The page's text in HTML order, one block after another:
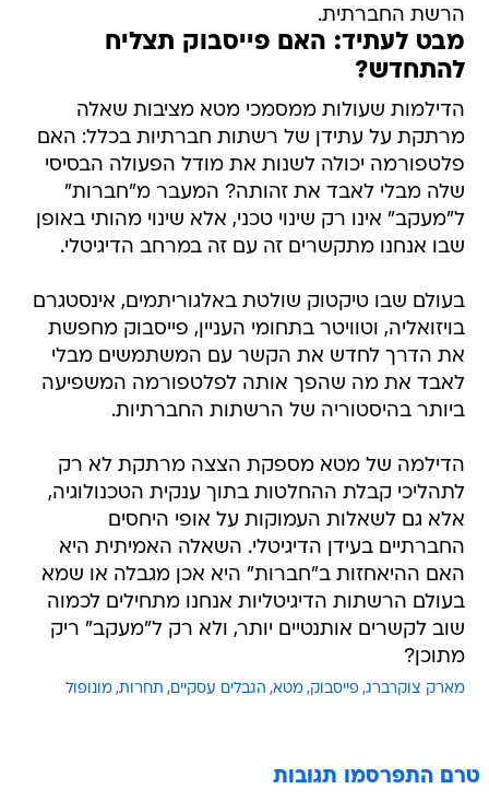
הרשת החברתית.
מבט לעתיד: האם פייסבוק תצליח
להתחדש?
הדילמות שעולות ממסמכי מטא מציבות שאלה
מרתקת על עתידן של רשתות חברתיות בכלל: האם
פלטפורמה יכולה לשנות את מודל הפעולה הבסיסי
שלה מבלי לאבד את זהותה? המעבר מ"חברות"
ל"מעקב" אינו רק שינוי טכני, אלא שינוי מהותי באופן
שבו אנחנו מתקשרים זה עם זה במרחב הדיגיטלי.
בעולם שבו טיקטוק שולטת באלגוריתמים, אינסטגרם
בויזואליה, וטוויטר בתחומי העניין, פייסבוק מחפשת
את הדרך לחדש את הקשר עם המשתמשים מבלי
לאבד את מה שהפך אותה לפלטפורמה המשפיעה
ביותר בהיסטוריה של הרשתות החברתיות.
הדילמה של מטא מספקת הצצה מרתקת לא רק
לתהליכי קבלת ההחלטות בתוך ענקית הטכנולוגיה,
אלא גם לשאלות העמוקות על אופי היחסים
החברתיים בעידן הדיגיטלי. השאלה האמיתית היא
האם ההיאחזות ב"חברות" היא אכן מגבלה או שמא
בעולם הרשתות הדיגיטליות אנחנו מתחילים לכמוה
שוב לקשרים אותנטיים יותר, ולא רק ל"מעקב" ריק
מתוכן?
מארק צוקרברג פייסבוק מטא הגבלים עסקיים תחרות מונופול
טרם התפרסמו תגובות